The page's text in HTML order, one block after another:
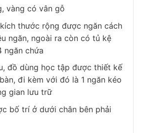
vàng có vân gỗ
thước rộng được ngăn cách
ngăn, ngoài ra còn có tủ kệ
ngăn chứa
đồ dùng học tập được thiết kế
đi kèm với đó là 1 ngăn kéo
gian lưu trữ
bố trí ở dưới chân bên phải